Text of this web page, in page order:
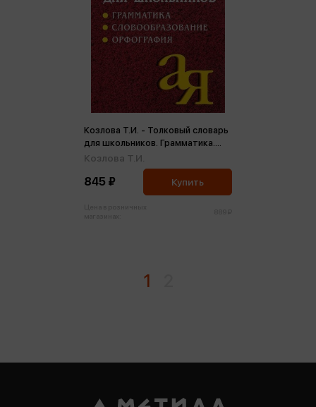
Козлова Т.И. - Толковый словарь
для школьников. Грамматика.
Словообразование. Орфография
Козлова Т.И.
845 ₽ Купить
1